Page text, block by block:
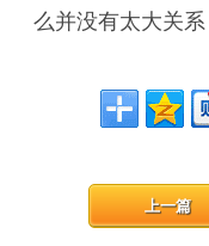
么并没有太大关系
上一篇